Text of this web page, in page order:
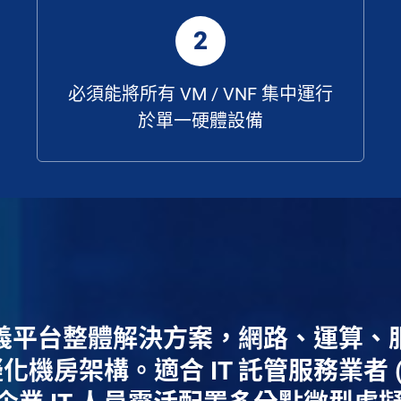
2
必須能將所有 VM / VNF 集中運行
於單一硬體設備
平台整體解決方案，網路、運算、
機房架構。適合 IT 託管服務業者